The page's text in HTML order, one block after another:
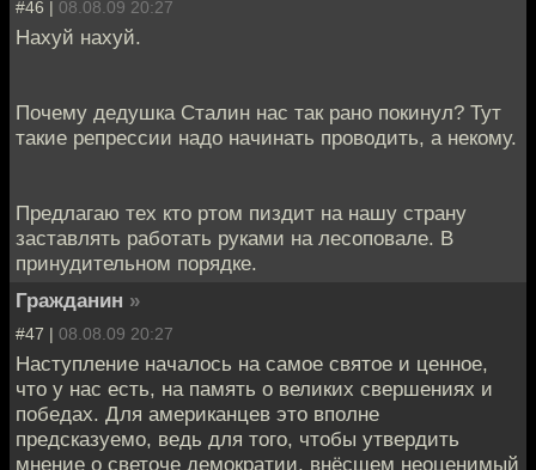
#46 | 08.08.09 20:27
Нахуй нахуй.
Почему дедушка Сталин нас так рано покинул? Тут
такие репрессии надо начинать проводить, а некому.
Предлагаю тех кто ртом пиздит на нашу страну
заставлять работать руками на лесоповале. В
принудительном порядке.
Гражданин »
#47 | 08.08.09 20:27
Наступление началось на самое святое и ценное,
что у нас есть, на память о великих свершениях и
победах. Для американцев это вполне
предсказуемо, ведь для того, чтобы утвердить
мнение о светоче демократии, внёсшем неоценимый